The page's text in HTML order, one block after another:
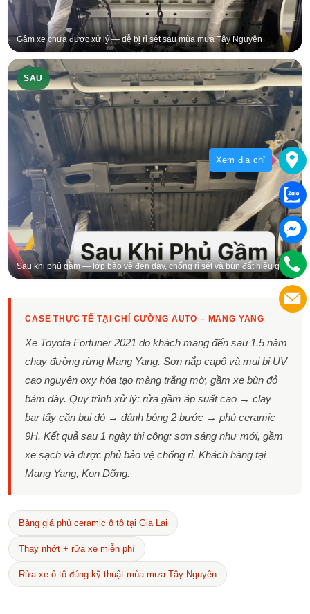
Gầm xe chưa được xử lý — dễ bị rỉ sét sau mùa mưa Tây Nguyên
SAU
Sau khi phủ gầm — lớp bảo vệ đen dày, chống rỉ sét và bùn đất hiệu quả
CASE THỰC TẾ TẠI CHÍ CƯỜNG AUTO – MANG YANG
Xe Toyota Fortuner 2021 do khách mang đến sau 1.5 năm
chạy đường rừng Mang Yang. Sơn nắp capô và mui bị UV
cao nguyên oxy hóa tạo màng trắng mờ, gầm xe bùn đỏ
bám dày. Quy trình xử lý: rửa gầm áp suất cao → clay
bar tẩy cặn bụi đỏ → đánh bóng 2 bước → phủ ceramic
9H. Kết quả sau 1 ngày thi công: sơn sáng như mới, gầm
xe sạch và được phủ bảo vệ chống rỉ. Khách hàng tại
Mang Yang, Kon Dỡng.
Bảng giá phủ ceramic ô tô tại Gia Lai
Thay nhớt + rửa xe miễn phí
Rửa xe ô tô đúng kỹ thuật mùa mưa Tây Nguyên
Xem địa chỉ